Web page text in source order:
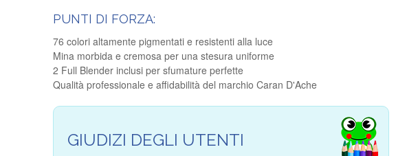
PUNTI DI FORZA:
76 colori altamente pigmentati e resistenti alla luce
Mina morbida e cremosa per una stesura uniforme
2 Full Blender inclusi per sfumature perfette
Qualità professionale e affidabilità del marchio Caran D'Ache
GIUDIZI DEGLI UTENTI